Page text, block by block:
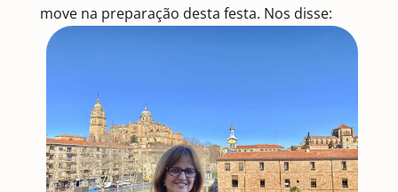
move na preparação desta festa. Nos disse: